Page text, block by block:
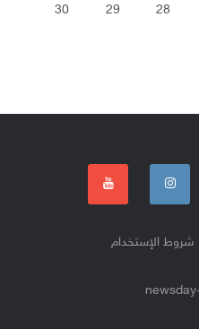
28
29
30
شروط الإستخدام